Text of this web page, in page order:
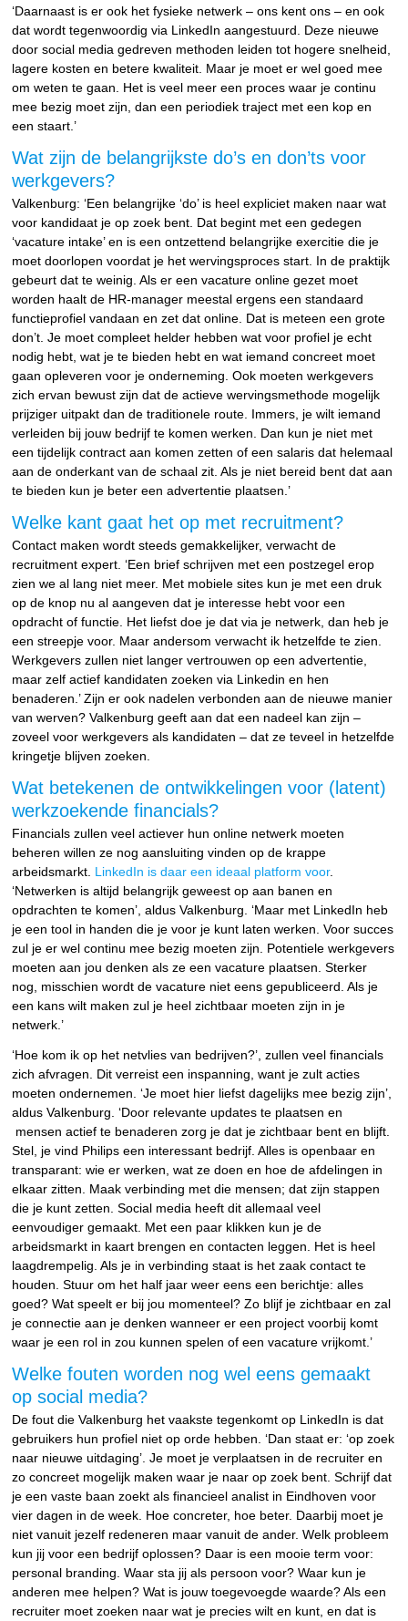
‘Daarnaast is er ook het fysieke netwerk – ons kent ons – en ook
dat wordt tegenwoordig via LinkedIn aangestuurd. Deze nieuwe
door social media gedreven methoden leiden tot hogere snelheid,
lagere kosten en betere kwaliteit. Maar je moet er wel goed mee
om weten te gaan. Het is veel meer een proces waar je continu
mee bezig moet zijn, dan een periodiek traject met een kop en
een staart.’
Wat zijn de belangrijkste do’s en don’ts voor
werkgevers?
Valkenburg: ‘Een belangrijke ‘do’ is heel expliciet maken naar wat
voor kandidaat je op zoek bent. Dat begint met een gedegen
‘vacature intake’ en is een ontzettend belangrijke exercitie die je
moet doorlopen voordat je het wervingsproces start. In de praktijk
gebeurt dat te weinig. Als er een vacature online gezet moet
worden haalt de HR-manager meestal ergens een standaard
functieprofiel vandaan en zet dat online. Dat is meteen een grote
don’t. Je moet compleet helder hebben wat voor profiel je echt
nodig hebt, wat je te bieden hebt en wat iemand concreet moet
gaan opleveren voor je onderneming. Ook moeten werkgevers
zich ervan bewust zijn dat de actieve wervingsmethode mogelijk
prijziger uitpakt dan de traditionele route. Immers, je wilt iemand
verleiden bij jouw bedrijf te komen werken. Dan kun je niet met
een tijdelijk contract aan komen zetten of een salaris dat helemaal
aan de onderkant van de schaal zit. Als je niet bereid bent dat aan
te bieden kun je beter een advertentie plaatsen.’
Welke kant gaat het op met recruitment?
Contact maken wordt steeds gemakkelijker, verwacht de
recruitment expert. ‘Een brief schrijven met een postzegel erop
zien we al lang niet meer. Met mobiele sites kun je met een druk
op de knop nu al aangeven dat je interesse hebt voor een
opdracht of functie. Het liefst doe je dat via je netwerk, dan heb je
een streepje voor. Maar andersom verwacht ik hetzelfde te zien.
Werkgevers zullen niet langer vertrouwen op een advertentie,
maar zelf actief kandidaten zoeken via Linkedin en hen
benaderen.’ Zijn er ook nadelen verbonden aan de nieuwe manier
van werven? Valkenburg geeft aan dat een nadeel kan zijn –
zoveel voor werkgevers als kandidaten – dat ze teveel in hetzelfde
kringetje blijven zoeken.
Wat betekenen de ontwikkelingen voor (latent)
werkzoekende financials?
Financials zullen veel actiever hun online netwerk moeten
beheren willen ze nog aansluiting vinden op de krappe
arbeidsmarkt. LinkedIn is daar een ideaal platform voor.
‘Netwerken is altijd belangrijk geweest op aan banen en
opdrachten te komen’, aldus Valkenburg. ‘Maar met LinkedIn heb
je een tool in handen die je voor je kunt laten werken. Voor succes
zul je er wel continu mee bezig moeten zijn. Potentiele werkgevers
moeten aan jou denken als ze een vacature plaatsen. Sterker
nog, misschien wordt de vacature niet eens gepubliceerd. Als je
een kans wilt maken zul je heel zichtbaar moeten zijn in je
netwerk.’
‘Hoe kom ik op het netvlies van bedrijven?’, zullen veel financials
zich afvragen. Dit verreist een inspanning, want je zult acties
moeten ondernemen. ‘Je moet hier liefst dagelijks mee bezig zijn’,
aldus Valkenburg. ‘Door relevante updates te plaatsen en
mensen actief te benaderen zorg je dat je zichtbaar bent en blijft.
Stel, je vind Philips een interessant bedrijf. Alles is openbaar en
transparant: wie er werken, wat ze doen en hoe de afdelingen in
elkaar zitten. Maak verbinding met die mensen; dat zijn stappen
die je kunt zetten. Social media heeft dit allemaal veel
eenvoudiger gemaakt. Met een paar klikken kun je de
arbeidsmarkt in kaart brengen en contacten leggen. Het is heel
laagdrempelig. Als je in verbinding staat is het zaak contact te
houden. Stuur om het half jaar weer eens een berichtje: alles
goed? Wat speelt er bij jou momenteel? Zo blijf je zichtbaar en zal
je connectie aan je denken wanneer er een project voorbij komt
waar je een rol in zou kunnen spelen of een vacature vrijkomt.’
Welke fouten worden nog wel eens gemaakt
op social media?
De fout die Valkenburg het vaakste tegenkomt op LinkedIn is dat
gebruikers hun profiel niet op orde hebben. ‘Dan staat er: ‘op zoek
naar nieuwe uitdaging’. Je moet je verplaatsen in de recruiter en
zo concreet mogelijk maken waar je naar op zoek bent. Schrijf dat
je een vaste baan zoekt als financieel analist in Eindhoven voor
vier dagen in de week. Hoe concreter, hoe beter. Daarbij moet je
niet vanuit jezelf redeneren maar vanuit de ander. Welk probleem
kun jij voor een bedrijf oplossen? Daar is een mooie term voor:
personal branding. Waar sta jij als persoon voor? Waar kun je
anderen mee helpen? Wat is jouw toegevoegde waarde? Als een
recruiter moet zoeken naar wat je precies wilt en kunt, en dat is